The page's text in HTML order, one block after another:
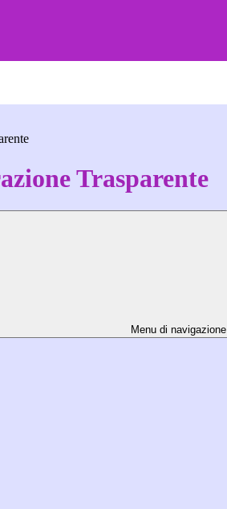
Trasparente
Menu di navigazione